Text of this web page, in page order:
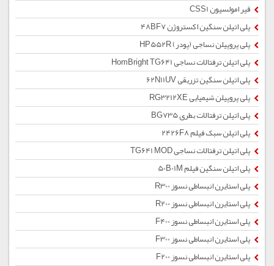
قیر امولسیون CSS1
پلی اتیلن سنگین اکستروژن 48BF7
پلی پروپیلن نساجی (پودر) HP552R
پلی اتیلن ترفتالات نساجی HomBright TG641
پلی اتیلن سنگین تزریقی 62N11UV
پلی پروپیلن شیمیایی RG3212XE
پلی اتیلن ترفتالات بطری BG735
پلی اتیلن سبک فیلم 2426F8
پلی اتیلن ترفتالات نساجی TG641 MOD
پلی اتیلن سنگین فیلم 50B01M
پلی استایرن انبساطی نسوز R300
پلی استایرن انبساطی نسوز R200
پلی استایرن انبساطی نسوز F400
پلی استایرن انبساطی نسوز F300
پلی استایرن انبساطی نسوز F200